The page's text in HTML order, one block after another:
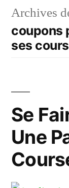
Archives
coupons
ses
Se
Une